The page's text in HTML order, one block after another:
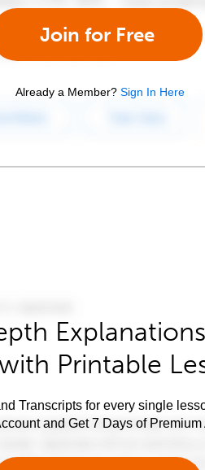
Join for Free
Already a Member? Sign In Here
Printable
Transcripts for every single
and Get 7 Days of Premium